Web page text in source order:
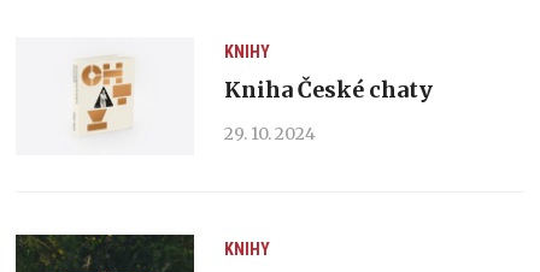
KNIHY
Kniha České chaty
29. 10. 2024
KNIHY